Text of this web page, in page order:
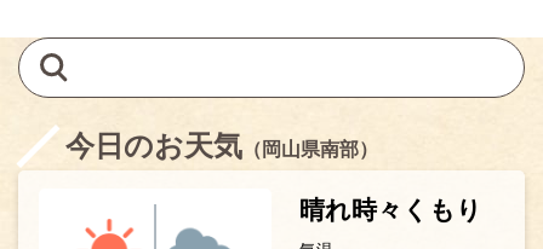
今日のお天気 （岡山県南部）
晴れ時々くもり